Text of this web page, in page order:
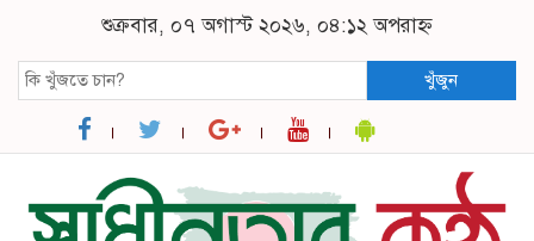
শুক্রবার, ০৭ অগাস্ট ২০২৬, ০৪:১২ অপরাহ্ন
খুঁজুন